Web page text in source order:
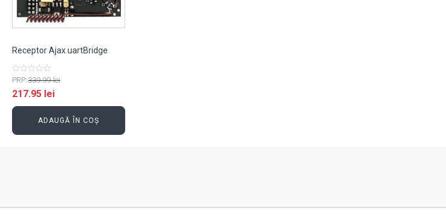
Receptor Ajax uartBridge
Evaluat
0
5
PRP: 339.99lei
217.95 lei
ADAUGĂ ÎN COȘ